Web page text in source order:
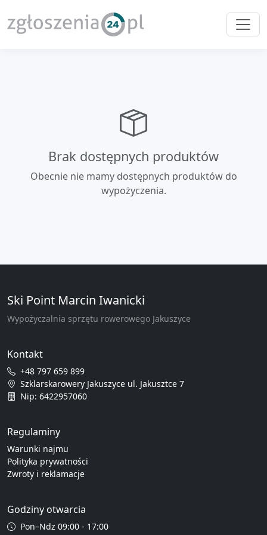
Brak dostępnych produktów
Obecnie nie mamy dostępnych produktów do
wypożyczenia.
Ski Point Marcin Iwanicki
Wypożyczalnia sprzętu rowerowego Jakuszyce
Kontakt
+48 797 659 899
Szklarskarowery Jakuszyce ul. Jakusztce 7
Nip: 6422957060
Regulaminy
Warunki najmu
Polityka prywatności
Zwroty i reklamacje
Godziny otwarcia
Pon–Ndz 09:00 - 17:00